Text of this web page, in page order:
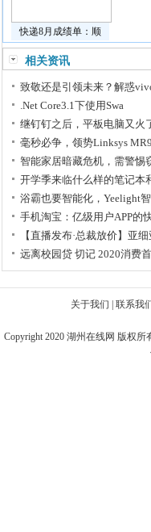
快递8月成绩单：顺
相关资讯
致敬还是引领未来？解惑
.Net Core3.1下使用Swa
继钉钉之后，平板电脑又火
毫秒必争，领势Linksys MR9
智能家居暗藏危机，需警惕
开学季来临什么样的笔记本
浴霸也要智能化，Yeelight
手机淘宝：亿级用户APP的
【直播发布·总裁放价】亚
远离校园贷 切记 2020消费
关于我们 联系我
Copyright 2020 湖州在线网 版权所